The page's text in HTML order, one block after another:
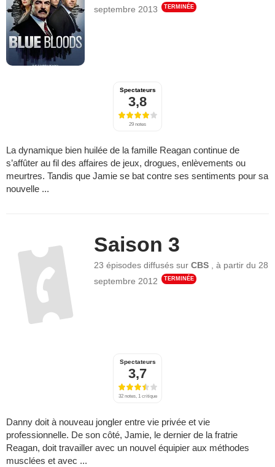
septembre 2013
TERMINÉE
Spectateurs
3,8
29 notes
La dynamique bien huilée de la famille Reagan continue de
s’affûter au fil des affaires de jeux, drogues, enlèvements ou
meurtres. Tandis que Jamie se bat contre ses sentiments pour sa
nouvelle ...
Saison 3
23 épisodes diffusés surCBS ,à partir du28
septembre 2012
TERMINÉE
Spectateurs
3,7
32 notes, 1 critique
Danny doit à nouveau jongler entre vie privée et vie
professionnelle. De son côté, Jamie, le dernier de la fratrie
Reagan, doit travailler avec un nouvel équipier aux méthodes
musclées et avec ...